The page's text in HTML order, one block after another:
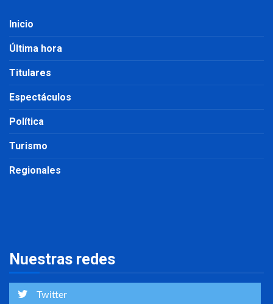
Inicio
Última hora
Titulares
Espectáculos
Política
Turismo
Regionales
Nuestras redes
Twitter